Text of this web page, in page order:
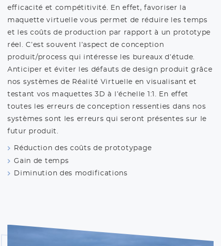
efficacité et compétitivité. En effet, favoriser la
maquette virtuelle vous permet de réduire les temps
et les coûts de production par rapport à un prototype
réel. C’est souvent l’aspect de conception
produit/process qui intéresse les bureaux d’étude.
Anticiper et éviter les défauts de design produit grâce
nos systèmes de Réalité Virtuelle en visualisant et
testant vos maquettes 3D à l’échelle 1:1. En effet
toutes les erreurs de conception ressenties dans nos
systèmes sont les erreurs qui seront présentes sur le
futur produit.
Réduction des coûts de prototypage
Gain de temps
Diminution des modifications